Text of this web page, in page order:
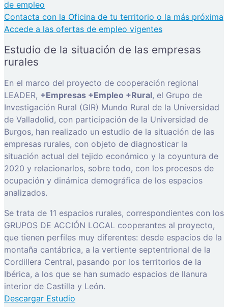
de empleo
Contacta con la Oficina de tu territorio o la más próxima
Accede a las ofertas de empleo vigentes
Estudio de la situación de las empresas
rurales
En el marco del proyecto de cooperación regional
LEADER, +Empresas +Empleo +Rural, el Grupo de
Investigación Rural (GIR) Mundo Rural de la Universidad
de Valladolid, con participación de la Universidad de
Burgos, han realizado un estudio de la situación de las
empresas rurales, con objeto de diagnosticar la
situación actual del tejido económico y la coyuntura de
2020 y relacionarlos, sobre todo, con los procesos de
ocupación y dinámica demográfica de los espacios
analizados.
Se trata de 11 espacios rurales, correspondientes con los
GRUPOS DE ACCIÓN LOCAL cooperantes al proyecto,
que tienen perfiles muy diferentes: desde espacios de la
montaña cantábrica, a la vertiente septentrional de la
Cordillera Central, pasando por los territorios de la
Ibérica, a los que se han sumado espacios de llanura
interior de Castilla y León.
Descargar Estudio